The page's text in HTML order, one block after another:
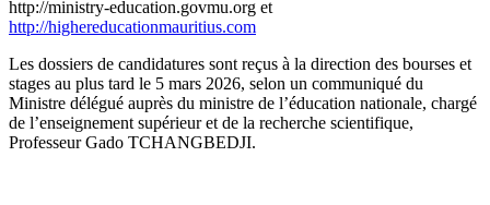
http://ministry-education.govmu.org et
http://highereducationmauritius.com
Les dossiers de candidatures sont reçus à la direction des bourses et
stages au plus tard le 5 mars 2026, selon un communiqué du
Ministre délégué auprès du ministre de l’éducation nationale, chargé
de l’enseignement supérieur et de la recherche scientifique,
Professeur Gado TCHANGBEDJI.